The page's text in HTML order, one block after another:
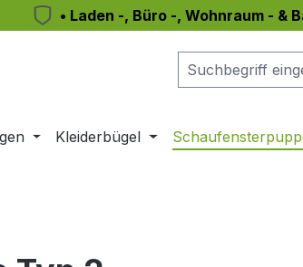
• Laden -, Büro -, Wohnraum - &
Kleiderbügel